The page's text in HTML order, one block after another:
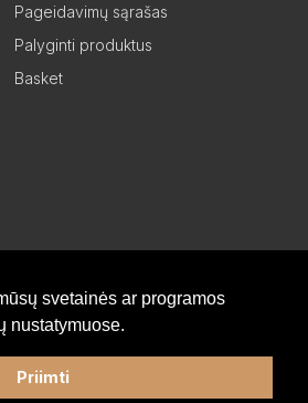
svetainės ar programos
nustatymuose.
Priimti
Pageidavimų sąrašas
Palyginti produktus
Basket